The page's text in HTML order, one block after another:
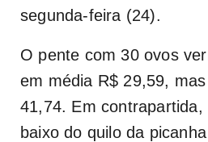
segunda-feira (24).
O pente com 30 ovos
em média R$ 29,59,
41,74. Em contrapartida,
baixo do quilo da